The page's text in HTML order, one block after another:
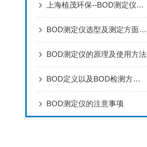
上海植茂环保--BOD测定仪优势
BOD测定仪选型及测定方面的的几点建议
BOD测定仪的原理及使用方法
BOD定义以及BOD检测方法介绍
BOD测定仪的注意事项